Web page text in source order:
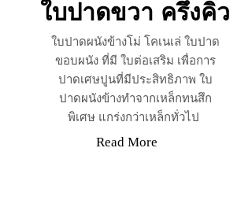
ใบปาดขวา ครึ่งคิว
ใบปาดผนังข้างโม่ โคเนเล่ ใบปาด
ขอบผนัง ที่มี ใบต่อเสริม เพื่อการ
ปาดเศษปูนที่มีประสิทธิภาพ ใบ
ปาดผนังข้างทำจากเหล็กทนสึก
พิเศษ แกร่งกว่าเหล็กทั่วไป
Read More